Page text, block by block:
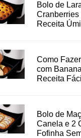
Bolo de
Cranberries
Receita
Como
com
Receita
Bolo de
Canela e 2
Fofinha